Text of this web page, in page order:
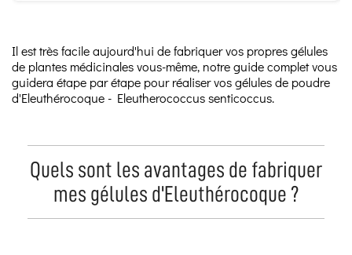
Il est très facile aujourd'hui de fabriquer vos propres gélules
de plantes médicinales vous-même, notre guide complet vous
guidera étape par étape pour réaliser vos gélules de poudre
d'Eleuthérocoque - Eleutherococcus senticoccus.
Quels sont les avantages de fabriquer
mes gélules d'Eleuthérocoque ?